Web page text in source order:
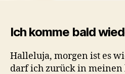
Ich komme bald
Halleluja, morgen ist es
darf ich zurück in